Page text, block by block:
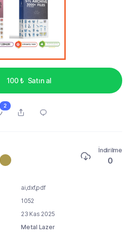
100 ₺ Satın al
2
İndirilme
0
ai,dxf,pdf
1052
23 Kas 2025
Metal Lazer